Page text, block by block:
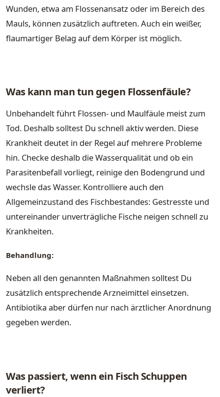
Wunden, etwa am Flossenansatz oder im Bereich des
Mauls, können zusätzlich auftreten. Auch ein weißer,
flaumartiger Belag auf dem Körper ist möglich.
Was kann man tun gegen Flossenfäule?
Unbehandelt führt Flossen- und Maulfäule meist zum
Tod. Deshalb solltest Du schnell aktiv werden. Diese
Krankheit deutet in der Regel auf mehrere Probleme
hin. Checke deshalb die Wasserqualität und ob ein
Parasitenbefall vorliegt, reinige den Bodengrund und
wechsle das Wasser. Kontrolliere auch den
Allgemeinzustand des Fischbestandes: Gestresste und
untereinander unverträgliche Fische neigen schnell zu
Krankheiten.
Behandlung:
Neben all den genannten Maßnahmen solltest Du
zusätzlich entsprechende Arzneimittel einsetzen.
Antibiotika aber dürfen nur nach ärztlicher Anordnung
gegeben werden.
Was passiert, wenn ein Fisch Schuppen
verliert?